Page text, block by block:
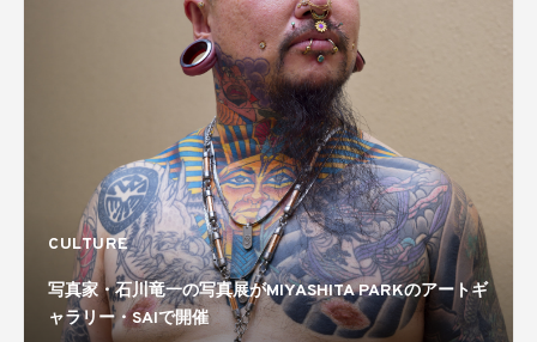
CULTURE
写真家・石川竜一の写真展がMIYASHITA PARKのアートギ
ャラリー・SAIで開催